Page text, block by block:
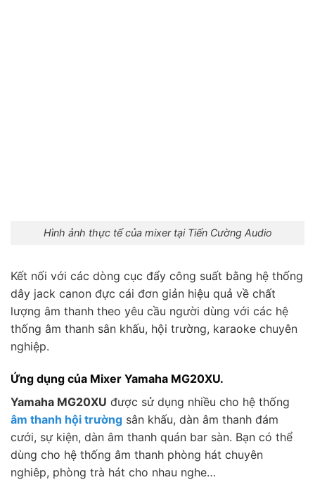
Hình ảnh thực tế của mixer tại Tiến Cường Audio
Kết nối với các dòng cục đẩy công suất bằng hệ thống
dây jack canon đực cái đơn giản hiệu quả về chất
lượng âm thanh theo yêu cầu người dùng với các hệ
thống âm thanh sân khấu, hội trường, karaoke chuyên
nghiệp.
Ứng dụng của Mixer Yamaha MG20XU.
Yamaha MG20XU được sử dụng nhiều cho hệ thống
âm thanh hội trường sân khấu, dàn âm thanh đám
cưới, sự kiện, dàn âm thanh quán bar sàn. Bạn có thể
dùng cho hệ thống âm thanh phòng hát chuyên
nghiêp, phòng trà hát cho nhau nghe…